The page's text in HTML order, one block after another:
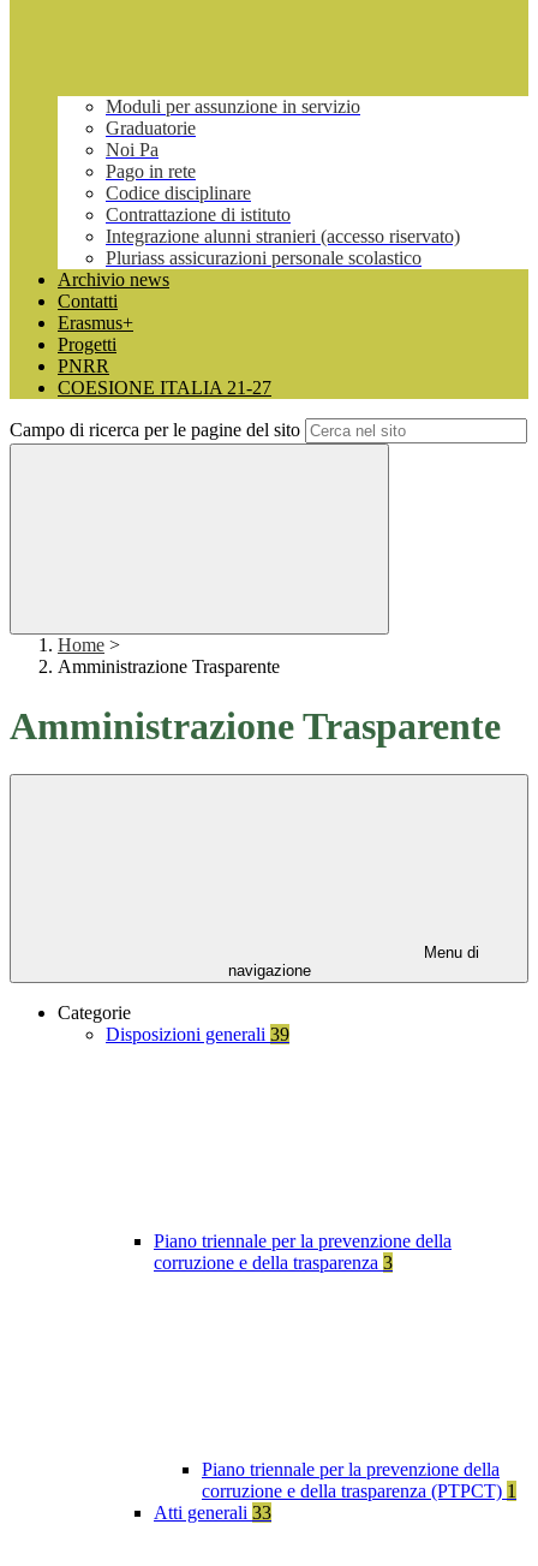
Moduli per assunzione in servizio
Graduatorie
Noi Pa
Pago in rete
Codice disciplinare
Contrattazione di istituto
Integrazione alunni stranieri (accesso riservato)
Pluriass assicurazioni personale scolastico
Archivio news
Contatti
Erasmus+
Progetti
PNRR
COESIONE ITALIA 21-27
Campo di ricerca per le pagine del sito
Home >
Amministrazione Trasparente
Amministrazione Trasparente
Menu di
navigazione
Categorie
Disposizioni generali 39
Piano triennale per la prevenzione della
corruzione e della trasparenza 3
Piano triennale per la prevenzione della
corruzione e della trasparenza (PTPCT) 1
Atti generali 33